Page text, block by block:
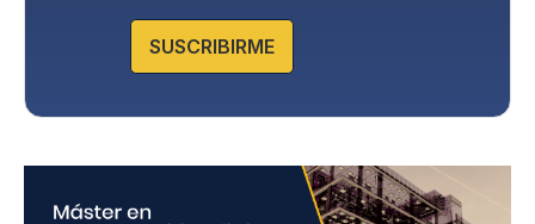
encontrarás en nuestra página web.
SUSCRIBIRME